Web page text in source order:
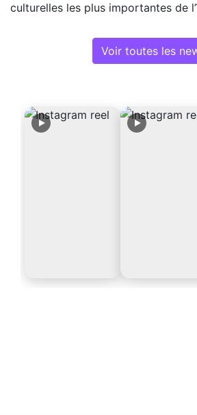
culturelles les plus importantes de
Voir toutes les